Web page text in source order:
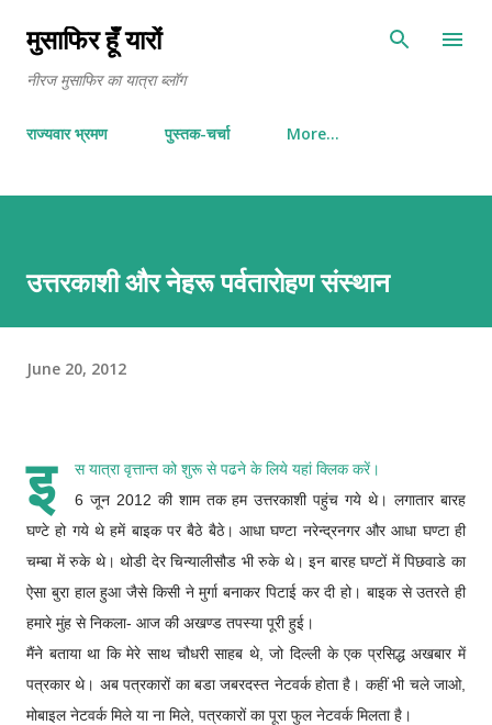
मुसाफिर हूँ यारों
नीरज मुसाफिर का यात्रा ब्लॉग
राज्यवार भ्रमण पुस्तक-चर्चा More…
उत्तरकाशी और नेहरू पर्वतारोहण संस्थान
June 20, 2012
इ स यात्रा वृत्तान्त को शुरू से पढने के लिये यहां क्लिक करें।
6 जून 2012 की शाम तक हम उत्तरकाशी पहुंच गये थे। लगातार बारह
घण्टे हो गये थे हमें बाइक पर बैठे बैठे। आधा घण्टा नरेन्द्रनगर और आधा घण्टा ही
चम्बा में रुके थे। थोडी देर चिन्यालीसौड भी रुके थे। इन बारह घण्टों में पिछवाडे का
ऐसा बुरा हाल हुआ जैसे किसी ने मुर्गा बनाकर पिटाई कर दी हो। बाइक से उतरते ही
हमारे मुंह से निकला- आज की अखण्ड तपस्या पूरी हुई।
मैंने बताया था कि मेरे साथ चौधरी साहब थे, जो दिल्ली के एक प्रसिद्ध अखबार में
पत्रकार थे। अब पत्रकारों का बडा जबरदस्त नेटवर्क होता है। कहीं भी चले जाओ,
मोबाइल नेटवर्क मिले या ना मिले, पत्रकारों का पूरा फुल नेटवर्क मिलता है।